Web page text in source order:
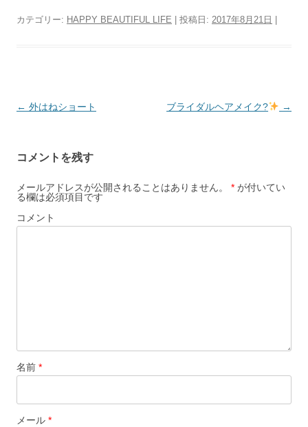
カテゴリー: HAPPY BEAUTIFUL LIFE | 投稿日: 2017年8月21日
投
ビ
ゲ
ー
シ
← 外はねショート ブライダルヘアメイク? →
コメントを残す
メールアドレスが公開されることはありません。 * が付いてい
る欄は必須項目です
コメント
名前 *
メール *